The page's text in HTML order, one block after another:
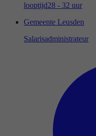
looptijd28 - 32 uur
Gemeente Leusden
Salarisadministrateur